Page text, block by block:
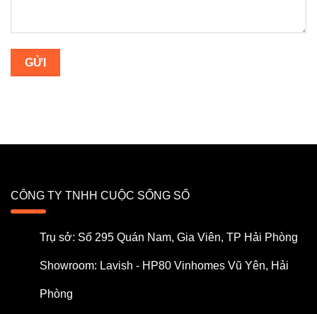
CÔNG TY TNHH CUỘC SỐNG SỐ
Trụ sở: Số 295 Quán Nam, Gia Viên, TP Hải Phòng
Showroom: Lavish - HP80 Vinhomes Vũ Yên, Hải
Phòng